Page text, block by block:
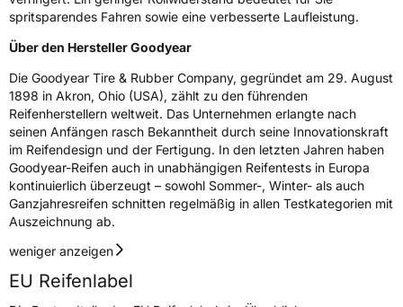
spritsparendes Fahren sowie eine verbesserte Laufleistung.
Über den Hersteller Goodyear
Die Goodyear Tire & Rubber Company, gegründet am 29. August
1898 in Akron, Ohio (USA), zählt zu den führenden
Reifenherstellern weltweit. Das Unternehmen erlangte nach
seinen Anfängen rasch Bekanntheit durch seine Innovationskraft
im Reifendesign und der Fertigung. In den letzten Jahren haben
Goodyear-Reifen auch in unabhängigen Reifentests in Europa
kontinuierlich überzeugt – sowohl Sommer-, Winter- als auch
Ganzjahresreifen schnitten regelmäßig in allen Testkategorien mit
Auszeichnung ab.
weniger anzeigen
EU Reifenlabel